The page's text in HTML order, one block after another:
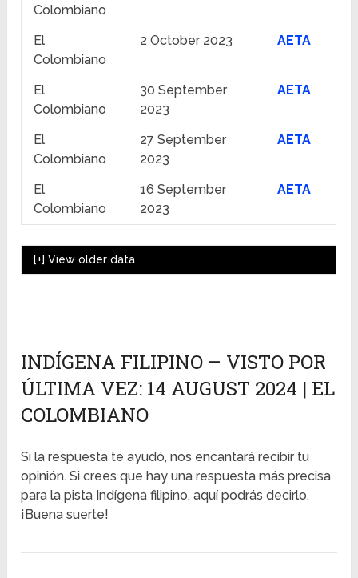
Colombiano
El
Colombiano
2 October 2023 AETA
El
Colombiano
30 September
2023
AETA
El
Colombiano
27 September
2023
AETA
El
Colombiano
16 September
2023
AETA
[+]View older data
INDÍGENA FILIPINO – VISTO POR
ÚLTIMA VEZ: 14 AUGUST 2024 | EL
COLOMBIANO
Si la respuesta te ayudó, nos encantará recibir tu
opinión. Si crees que hay una respuesta más precisa
para la pista Indígena filipino, aquí podrás decirlo.
¡Buena suerte!